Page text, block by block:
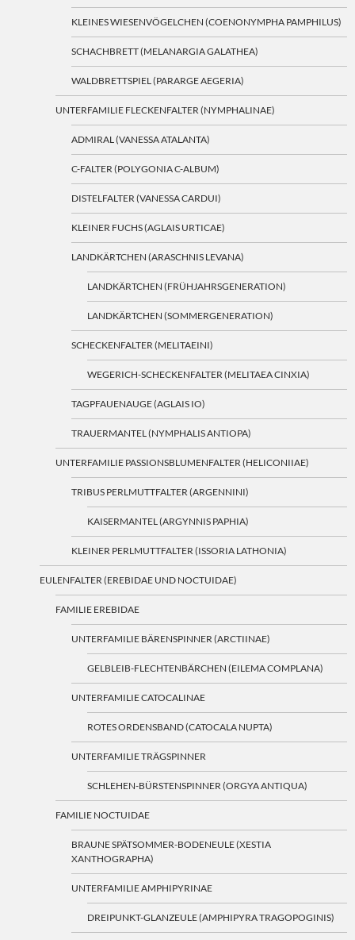
KLEINES WIESENVÖGELCHEN (COENONYMPHA PAMPHILUS)
SCHACHBRETT (MELANARGIA GALATHEA)
WALDBRETTSPIEL (PARARGE AEGERIA)
UNTERFAMILIE FLECKENFALTER (NYMPHALINAE)
ADMIRAL (VANESSA ATALANTA)
C-FALTER (POLYGONIA C-ALBUM)
DISTELFALTER (VANESSA CARDUI)
KLEINER FUCHS (AGLAIS URTICAE)
LANDKÄRTCHEN (ARASCHNIS LEVANA)
LANDKÄRTCHEN (FRÜHJAHRSGENERATION)
LANDKÄRTCHEN (SOMMERGENERATION)
SCHECKENFALTER (MELITAEINI)
WEGERICH-SCHECKENFALTER (MELITAEA CINXIA)
TAGPFAUENAUGE (AGLAIS IO)
TRAUERMANTEL (NYMPHALIS ANTIOPA)
UNTERFAMILIE PASSIONSBLUMENFALTER (HELICONIIAE)
TRIBUS PERLMUTTFALTER (ARGENNINI)
KAISERMANTEL (ARGYNNIS PAPHIA)
KLEINER PERLMUTTFALTER (ISSORIA LATHONIA)
EULENFALTER (EREBIDAE UND NOCTUIDAE)
FAMILIE EREBIDAE
UNTERFAMILIE BÄRENSPINNER (ARCTIINAE)
GELBLEIB-FLECHTENBÄRCHEN (EILEMA COMPLANA)
UNTERFAMILIE CATOCALINAE
ROTES ORDENSBAND (CATOCALA NUPTA)
UNTERFAMILIE TRÄGSPINNER
SCHLEHEN-BÜRSTENSPINNER (ORGYA ANTIQUA)
FAMILIE NOCTUIDAE
BRAUNE SPÄTSOMMER-BODENEULE (XESTIA
XANTHOGRAPHA)
UNTERFAMILIE AMPHIPYRINAE
DREIPUNKT-GLANZEULE (AMPHIPYRA TRAGOPOGINIS)